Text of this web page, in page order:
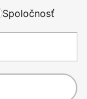
Spoločnosť